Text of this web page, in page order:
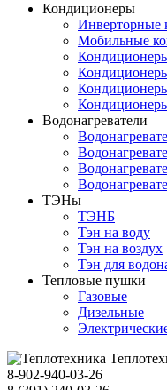
Кондиционеры
Инверторные
Мобильные
Водонагреватели
ТЭНы
ТЭНБ
Тэн на воду
Тэн на воздух
Тэн для
Тепловые пушки
Газовые
Дизельные
8-902-940-03-26